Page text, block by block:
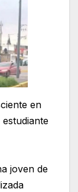
en
joven de